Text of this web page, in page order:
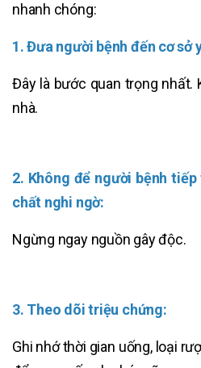
nhanh chóng:
1. Đưa người bệnh đến cơ sở
Đây là bước quan trọng nhất.
nhà.
2. Không để người bệnh
chất nghi ngờ:
Ngừng ngay nguồn gây độc.
3. Theo dõi triệu chứng:
Ghi nhớ thời gian uống, loại